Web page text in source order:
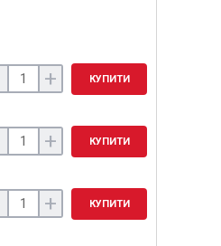
+ КУПИТИ
+ КУПИТИ
+ КУПИТИ